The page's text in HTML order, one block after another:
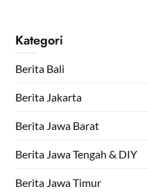
Kategori
Berita Bali
Berita Jakarta
Berita Jawa Barat
Berita Jawa Tengah & DIY
Berita Jawa Timur